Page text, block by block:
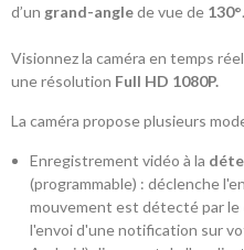
d’un grand-anglede vue de 130°.
Visionnez la caméra en temps
une résolution Full HD 1080P.
La caméra propose plusieurs
Enregistrement vidéo à la
(programmable) : déclenche
mouvement est détecté par le
l'envoi d'une notification sur